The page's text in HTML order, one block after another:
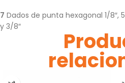
7 Dados de punta hexagonal 1/8″, 5/
y 3/8″